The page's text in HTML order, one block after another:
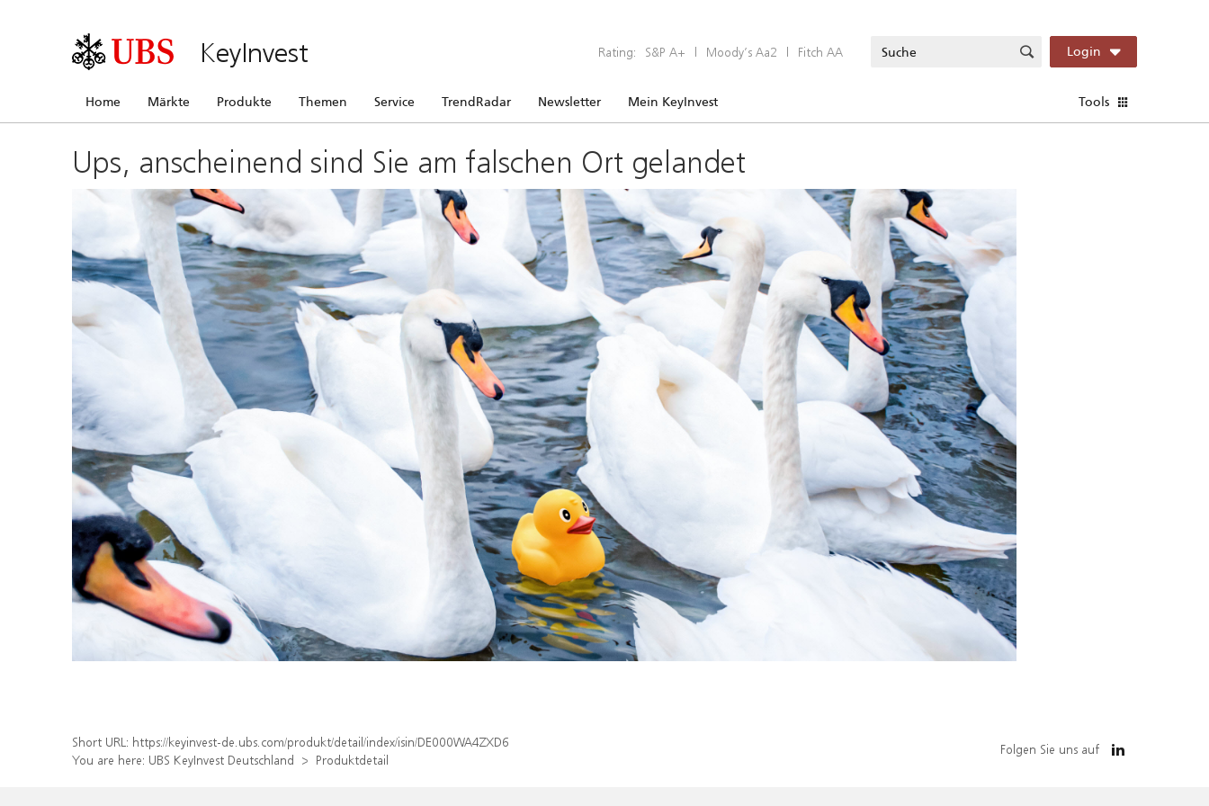
KeyInvest Rating: S&P A+ | Moody’s Aa2 | Fitch AA Login
Home Märkte Produkte Themen Service TrendRadar Newsletter Mein KeyInvest Tools
Ups, anscheinend sind Sie am falschen Ort gelandet
Short URL: https://keyinvest-de.ubs.com/produkt/detail/index/isin/DE000WA4ZXD6
You are here: UBS KeyInvest Deutschland Produktdetail
Folgen Sie uns auf